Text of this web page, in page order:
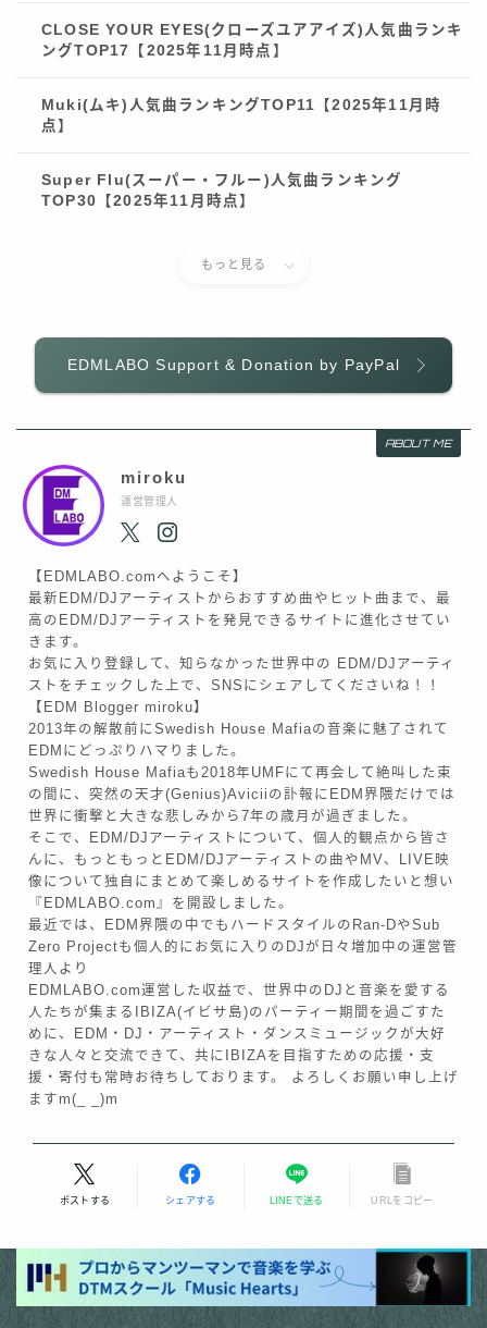
Follow Me
CLOSE YOUR EYES(クローズユアアイズ)人気曲ランキ
ングTOP17【2025年11月時点】
Muki(ムキ)人気曲ランキングTOP11【2025年11月時
点】
Super Flu(スーパー・フルー)人気曲ランキング
TOP30【2025年11月時点】
もっと見る
EDMLABO Support & Donation by PayPal
ABOUT ME
miroku
運営管理人
【EDMLABO.comへようこそ】
最新EDM/DJアーティストからおすすめ曲やヒット曲まで、最
高のEDM/DJアーティストを発見できるサイトに進化させてい
きます。
お気に入り登録して、知らなかった世界中の EDM/DJアーティ
ストをチェックした上で、SNSにシェアしてくださいね！！
【EDM Blogger miroku】
2013年の解散前にSwedish House Mafiaの音楽に魅了されて
EDMにどっぷりハマりました。
Swedish House Mafiaも2018年UMFにて再会して絶叫した束
の間に、突然の天才(Genius)Aviciiの訃報にEDM界隈だけでは
世界に衝撃と大きな悲しみから7年の歳月が過ぎました。
そこで、EDM/DJアーティストについて、個人的観点から皆さ
んに、もっともっとEDM/DJアーティストの曲やMV、LIVE映
像について独自にまとめて楽しめるサイトを作成したいと想い
『EDMLABO.com』を開設しました。
最近では、EDM界隈の中でもハードスタイルのRan-DやSub
Zero Projectも個人的にお気に入りのDJが日々増加中の運営管
理人より
EDMLABO.com運営した収益で、世界中のDJと音楽を愛する
人たちが集まるIBIZA(イビサ島)のパーティー期間を過ごすた
めに、EDM・DJ・アーティスト・ダンスミュージックが大好
きな人々と交流できて、共にIBIZAを目指すための応援・支
援・寄付も常時お待ちしております。 よろしくお願い申し上げ
ますm(_ _)m
ポストする シェアする LINEで送る URLをコピー